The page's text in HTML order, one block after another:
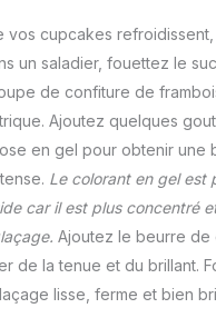
vos cupcakes
un saladier, fouettez le
de confiture de
Ajoutez quelques
en gel pour obtenir une
Le colorant en gel est
car il est plus concentré
Ajoutez le beurre
de la tenue et du brillant.
lisse, ferme et bien